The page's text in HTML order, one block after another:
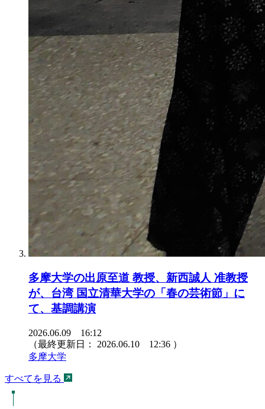
多摩大学の出原至道 教授、新西誠人 准教授
が、台湾 国立清華大学の「春の芸術節」に
て、基調講演
2026.06.09 16:12
（最終更新日： 2026.06.10 12:36 ）
多摩大学
すべてを見る